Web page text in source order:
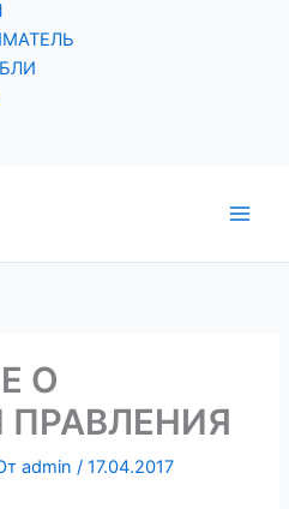
О
admin/17.04.2017